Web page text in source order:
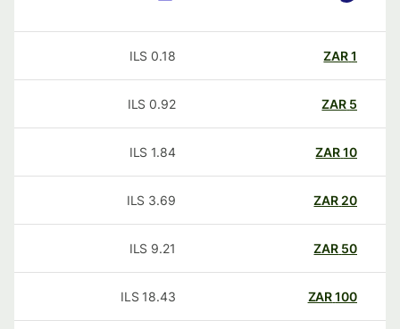
ZAR
0.18
ILS
ZAR
0.92
ILS
ZAR
1.84
ILS
20
ZAR
3.69
ILS
50
ZAR
9.21
ILS
100
ZAR
18.43
ILS